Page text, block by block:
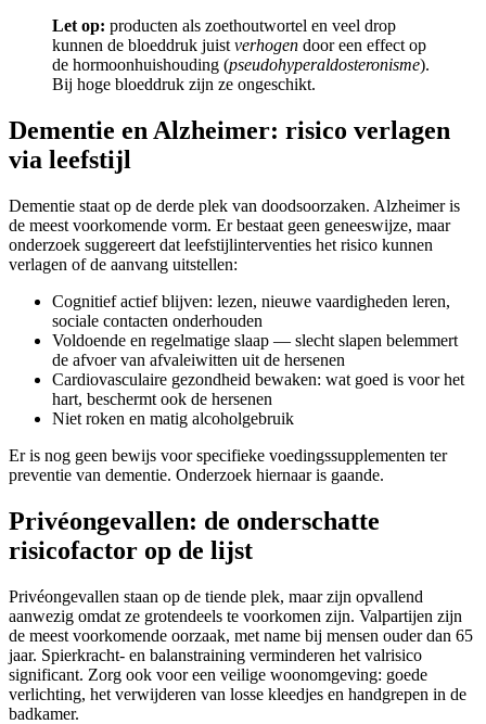
Let op: producten als zoethoutwortel en veel drop
kunnen de bloeddruk juist verhogen door een effect op
de hormoonhuishouding (pseudohyperaldosteronisme).
Bij hoge bloeddruk zijn ze ongeschikt.
Dementie en Alzheimer: risico verlagen
via leefstijl
Dementie staat op de derde plek van doodsoorzaken. Alzheimer is
de meest voorkomende vorm. Er bestaat geen geneeswijze, maar
onderzoek suggereert dat leefstijlinterventies het risico kunnen
verlagen of de aanvang uitstellen:
Cognitief actief blijven: lezen, nieuwe vaardigheden leren,
sociale contacten onderhouden
Voldoende en regelmatige slaap — slecht slapen belemmert
de afvoer van afvaleiwitten uit de hersenen
Cardiovasculaire gezondheid bewaken: wat goed is voor het
hart, beschermt ook de hersenen
Niet roken en matig alcoholgebruik
Er is nog geen bewijs voor specifieke voedingssupplementen ter
preventie van dementie. Onderzoek hiernaar is gaande.
Privéongevallen: de onderschatte
risicofactor op de lijst
Privéongevallen staan op de tiende plek, maar zijn opvallend
aanwezig omdat ze grotendeels te voorkomen zijn. Valpartijen zijn
de meest voorkomende oorzaak, met name bij mensen ouder dan 65
jaar. Spierkracht- en balanstraining verminderen het valrisico
significant. Zorg ook voor een veilige woonomgeving: goede
verlichting, het verwijderen van losse kleedjes en handgrepen in de
badkamer.